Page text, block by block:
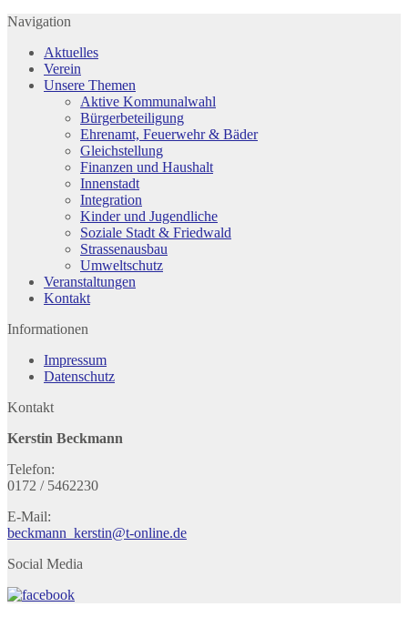
Navigation
Aktuelles
Verein
Unsere Themen
Aktive Kommunalwahl
Bürgerbeteiligung
Ehrenamt, Feuerwehr & Bäder
Gleichstellung
Finanzen und Haushalt
Innenstadt
Integration
Kinder und Jugendliche
Soziale Stadt & Friedwald
Strassenausbau
Umweltschutz
Veranstaltungen
Kontakt
Informationen
Impressum
Datenschutz
Kontakt
Kerstin Beckmann
Telefon:
0172 / 5462230
E-Mail:
beckmann_kerstin@t-online.de
Social Media